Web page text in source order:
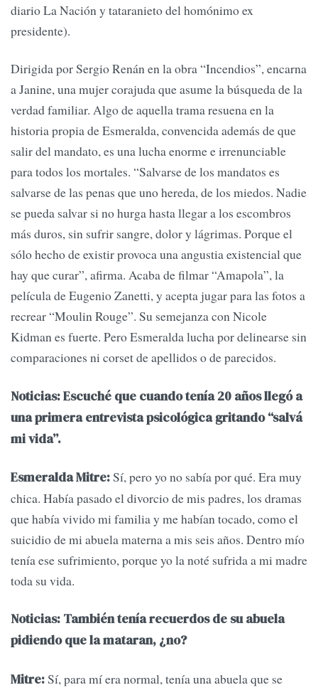
diario La Nación y tataranieto del homónimo ex
presidente).
Dirigida por Sergio Renán en la obra “Incendios”, encarna
a Janine, una mujer corajuda que asume la búsqueda de la
verdad familiar. Algo de aquella trama resuena en la
historia propia de Esmeralda, convencida además de que
salir del mandato, es una lucha enorme e irrenunciable
para todos los mortales. “Salvarse de los mandatos es
salvarse de las penas que uno hereda, de los miedos. Nadie
se pueda salvar si no hurga hasta llegar a los escombros
más duros, sin sufrir sangre, dolor y lágrimas. Porque el
sólo hecho de existir provoca una angustia existencial que
hay que curar”, afirma. Acaba de filmar “Amapola”, la
película de Eugenio Zanetti, y acepta jugar para las fotos a
recrear “Moulin Rouge”. Su semejanza con Nicole
Kidman es fuerte. Pero Esmeralda lucha por delinearse sin
comparaciones ni corset de apellidos o de parecidos.
Noticias: Escuché que cuando tenía 20 años llegó a
una primera entrevista psicológica gritando “salvá
mi vida”.
Esmeralda Mitre:Sí, pero yo no sabía por qué. Era muy
chica. Había pasado el divorcio de mis padres, los dramas
que había vivido mi familia y me habían tocado, como el
suicidio de mi abuela materna a mis seis años. Dentro mío
tenía ese sufrimiento, porque yo la noté sufrida a mi madre
toda su vida.
Noticias: También tenía recuerdos de su abuela
pidiendo que la mataran, ¿no?
Mitre:Sí, para mí era normal, tenía una abuela que se